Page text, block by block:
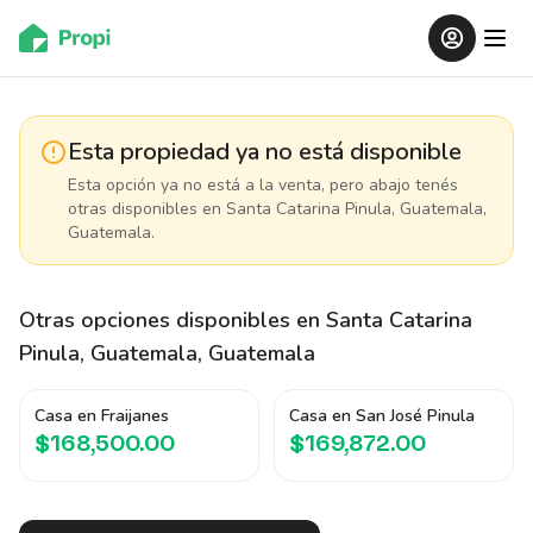
Esta propiedad ya no está disponible
Esta opción ya no está a la venta, pero abajo tenés
otras disponibles en Santa Catarina Pinula, Guatemala,
Guatemala.
Otras opciones disponibles en Santa Catarina
Pinula, Guatemala, Guatemala
Casa en Fraijanes
$168,500.00
Casa en San José Pinula
$169,872.00